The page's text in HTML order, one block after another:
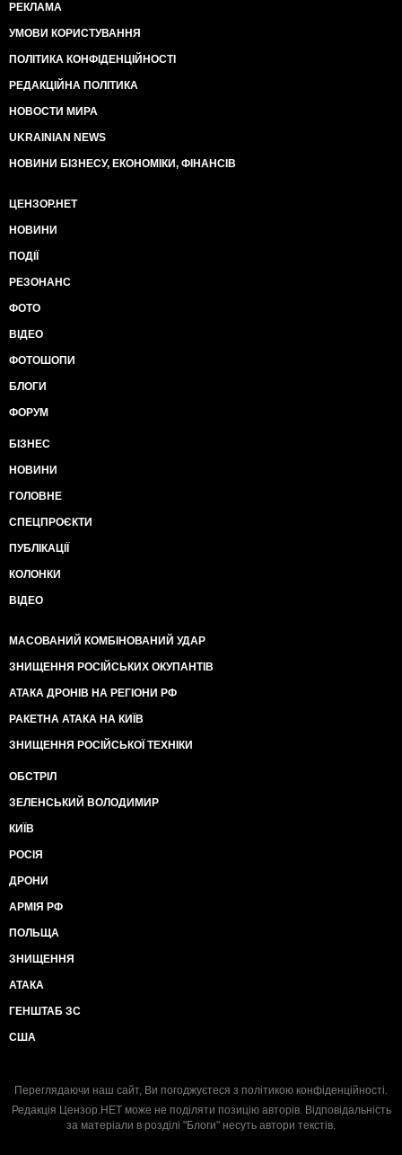
РЕКЛАМА
УМОВИ КОРИСТУВАННЯ
ПОЛІТИКА КОНФІДЕНЦІЙНОСТІ
РЕДАКЦІЙНА ПОЛІТИКА
НОВОСТИ МИРА
UKRAINIAN NEWS
НОВИНИ БІЗНЕСУ, ЕКОНОМІКИ, ФІНАНСІВ
ЦЕНЗОР.НЕТ
НОВИНИ
ПОДІЇ
РЕЗОНАНС
ФОТО
ВІДЕО
ФОТОШОПИ
БЛОГИ
ФОРУМ
БІЗНЕС
НОВИНИ
ГОЛОВНЕ
СПЕЦПРОЄКТИ
ПУБЛІКАЦІЇ
КОЛОНКИ
ВІДЕО
МАСОВАНИЙ КОМБІНОВАНИЙ УДАР
ЗНИЩЕННЯ РОСІЙСЬКИХ ОКУПАНТІВ
АТАКА ДРОНІВ НА РЕГІОНИ РФ
РАКЕТНА АТАКА НА КИЇВ
ЗНИЩЕННЯ РОСІЙСЬКОЇ ТЕХНІКИ
ОБСТРІЛ
ЗЕЛЕНСЬКИЙ ВОЛОДИМИР
КИЇВ
РОСІЯ
ДРОНИ
АРМІЯ РФ
ПОЛЬЩА
ЗНИЩЕННЯ
АТАКА
ГЕНШТАБ ЗС
США
Переглядаючи наш сайт, Ви погоджуєтеся з політикою конфіденційності.
Редакція Цензор.НЕТ може не поділяти позицію авторів. Відповідальність
за матеріали в розділі "Блоги" несуть автори текстів.